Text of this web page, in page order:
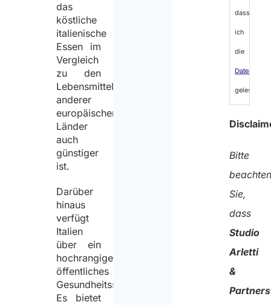
das
köstliche
italienische
Essen im
Vergleich
zu den
Lebensmittelmärkten
anderer
europäischer
Länder
auch
günstiger
ist.
Darüber
hinaus
verfügt
Italien
über ein
hochrangiges
öffentliches
Gesundheitssystem.
Es bietet
dass
ich
die
gelesen
und
Bitte
Sie,
dass
Studio
Arletti
&
Partners